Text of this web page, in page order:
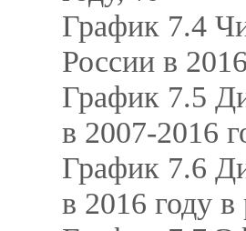
График 7.4
России в
График 7.5
в 2007-2016
График 7.6
в 2016 году в